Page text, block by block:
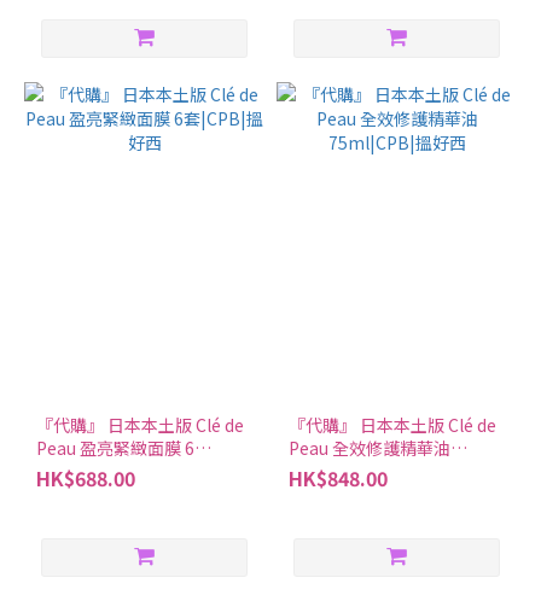
『代購』 日本本土版 Clé de
Peau 盈亮緊緻面膜 6
套|CPB|搵好西
HK$688.00
『代購』 日本本土版 Clé de
Peau 全效修護精華油
75ml|CPB|搵好西
HK$848.00